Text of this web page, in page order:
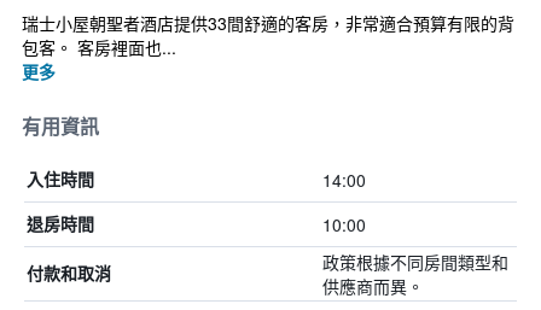
瑞士小屋朝聖者酒店提供33間舒適的客房，非常適合預算有限的背
包客。 客房裡面也...
更多
有用資訊
入住時間 14:00
退房時間 10:00
付款和取消
政策根據不同房間類型和
供應商而異。